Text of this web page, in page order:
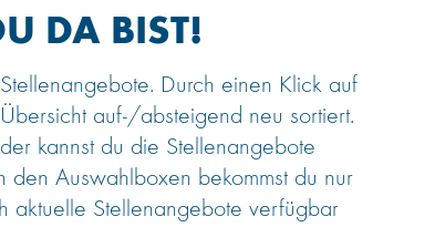
DA BIST!
Durch einen Klick auf
auf-/absteigend neu sortiert.
kannst du die Stellenangebote
den Auswahlboxen bekommst du nur
aktuelle Stellenangebote verfügbar